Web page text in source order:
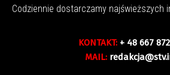
Codziennie dostarczamy najświeższych
KONTAKT: + 48 667
MAIL: